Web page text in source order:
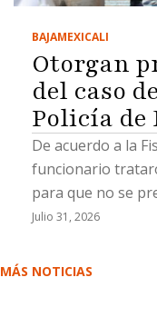
BAJAMEXICALI
Otorgan
del caso
Policía
De acuerdo a la
funcionario
para que no se
Julio 31, 2026
MÁS NOTICIAS